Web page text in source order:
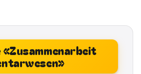
«Zusammenarbeit